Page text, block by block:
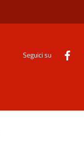
Seguici su